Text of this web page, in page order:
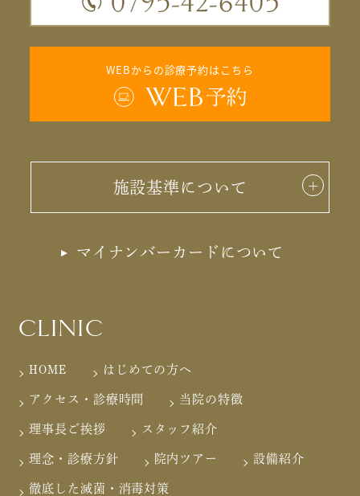
WEBからの診療予約はこちら
施設基準について
マイナンバーカードについて
CLINIC
HOME はじめての方へ
アクセス・診療時間 当院の特徴
理事長ご挨拶 スタッフ紹介
理念・診療方針 院内ツアー 設備紹介
徹底した滅菌・消毒対策